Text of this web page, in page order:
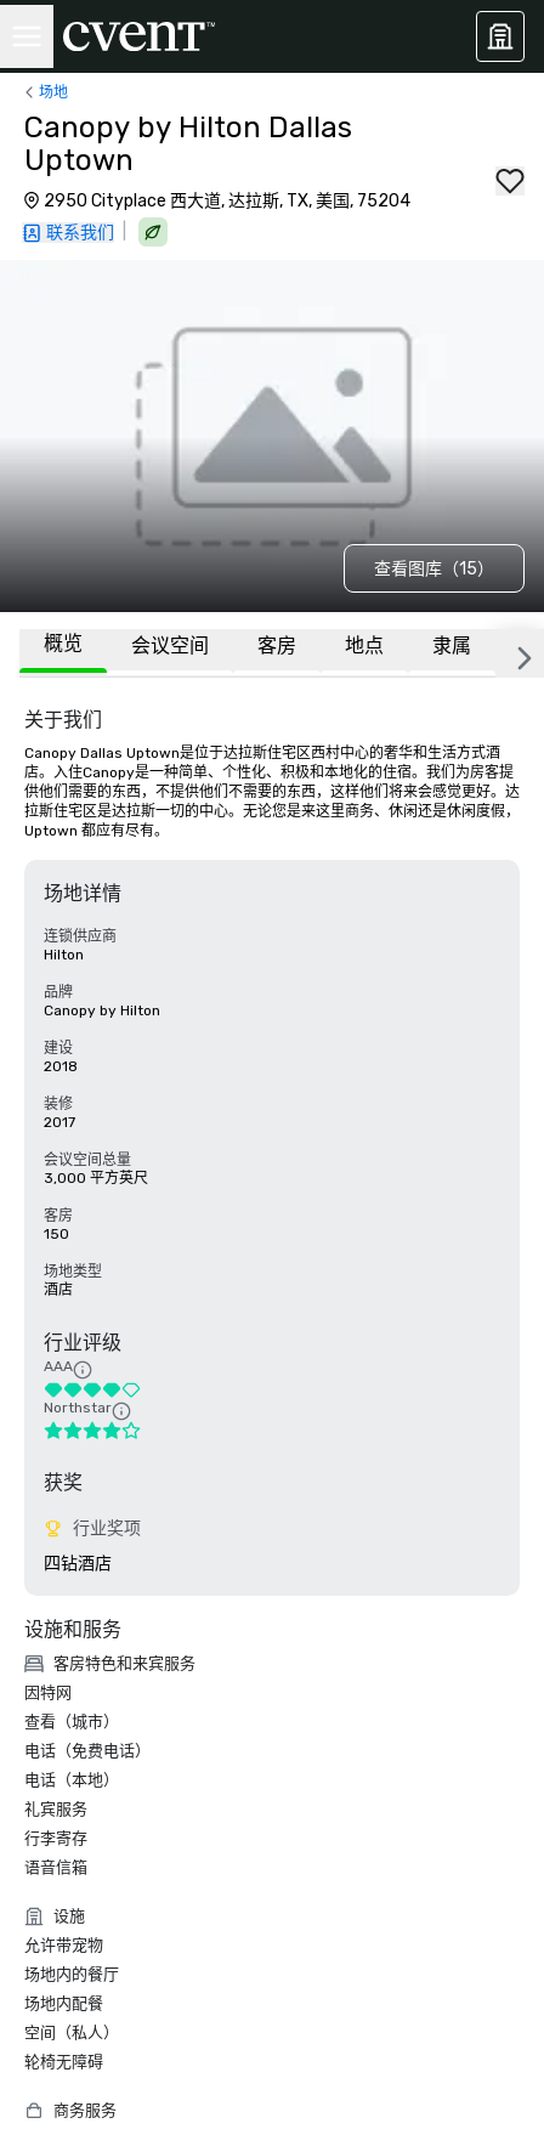
场地
Canopy by Hilton Dallas
Uptown
2950 Cityplace 西大道, 达拉斯, TX, 美国, 75204
联系我们
查看图库（15）
概览 会议空间 客房 地点 隶属 更
关于我们
Canopy Dallas Uptown是位于达拉斯住宅区西村中心的奢华和生活方式酒
店。入住Canopy是一种简单、个性化、积极和本地化的住宿。我们为房客提
供他们需要的东西，不提供他们不需要的东西，这样他们将来会感觉更好。达
拉斯住宅区是达拉斯一切的中心。无论您是来这里商务、休闲还是休闲度假，
Uptown 都应有尽有。
场地详情
连锁供应商
Hilton
品牌
Canopy by Hilton
建设
2018
装修
2017
会议空间总量
3,000 平方英尺
客房
150
场地类型
酒店
行业评级
AAA
Northstar
获奖
行业奖项
四钻酒店
设施和服务
客房特色和来宾服务
因特网
查看（城市）
电话（免费电话）
电话（本地）
礼宾服务
行李寄存
语音信箱
设施
允许带宠物
场地内的餐厅
场地内配餐
空间（私人）
轮椅无障碍
商务服务